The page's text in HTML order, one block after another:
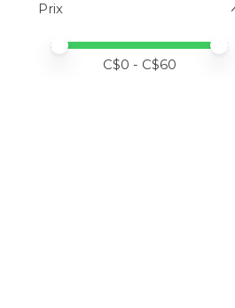
Prix
Prix minimum
Price maximum value
C$0 - C$60